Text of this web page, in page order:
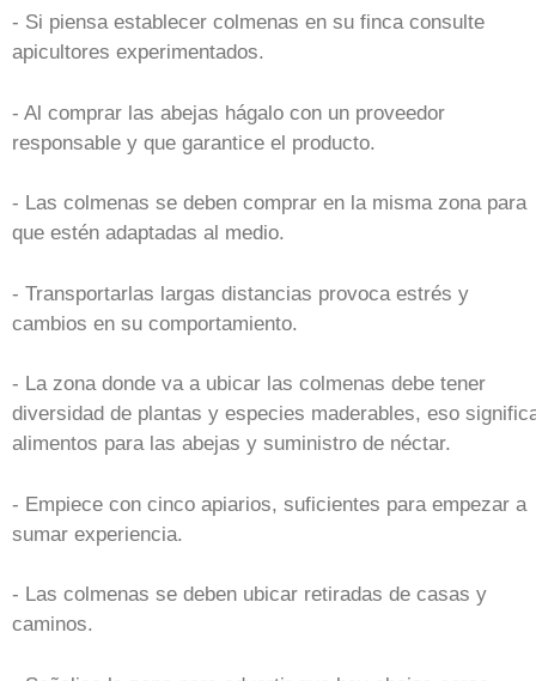
- Si piensa establecer colmenas en su finca consulte
apicultores experimentados.
- Al comprar las abejas hágalo con un proveedor
responsable y que garantice el producto.
- Las colmenas se deben comprar en la misma zona para
que estén adaptadas al medio.
- Transportarlas largas distancias provoca estrés y
cambios en su comportamiento.
- La zona donde va a ubicar las colmenas debe tener
diversidad de plantas y especies maderables, eso
alimentos para las abejas y suministro de néctar.
- Empiece con cinco apiarios, suficientes para empezar a
sumar experiencia.
- Las colmenas se deben ubicar retiradas de casas y
caminos.